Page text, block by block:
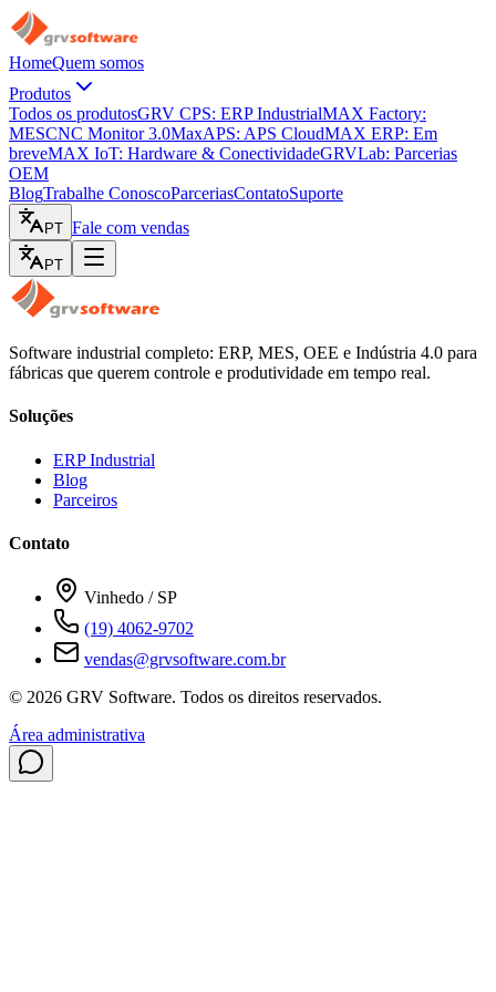
HomeQuem somos
Produtos
Todos os produtosGRV CPS: ERP IndustrialMAX Factory:
MESCNC Monitor 3.0MaxAPS: APS CloudMAX ERP: Em
breveMAX IoT: Hardware & ConectividadeGRVLab: Parcerias
OEM
BlogTrabalhe ConoscoParceriasContatoSuporte
PT Fale com vendas
PT
Software industrial completo: ERP, MES, OEE e Indústria 4.0 para
fábricas que querem controle e produtividade em tempo real.
Soluções
ERP Industrial
Blog
Parceiros
Contato
Vinhedo / SP
(19) 4062-9702
vendas@grvsoftware.com.br
© 2026 GRV Software. Todos os direitos reservados.
Área administrativa